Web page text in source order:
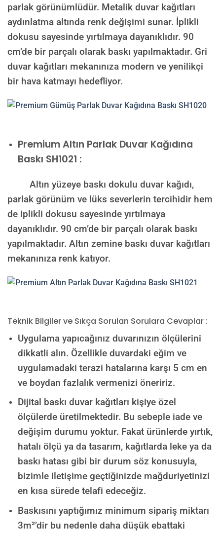
parlak görünümlüdür. Metalik duvar kağıtları
aydınlatma altında renk değişimi sunar. İplikli
dokusu sayesinde yırtılmaya dayanıklıdır. 90
cm’de bir parçalı olarak baskı yapılmaktadır. Gri
duvar kağıtları mekanınıza modern ve yenilikçi
bir hava katmayı hedefliyor.
PremiumAltın Parlak Duvar Kağıdına
Baskı SH1021 :
Altın yüzeye baskı dokulu duvar kağıdı,
parlak görünüm ve lüks severlerin tercihidir hem
de iplikli dokusu sayesinde yırtılmaya
dayanıklıdır. 90 cm’de bir parçalı olarak baskı
yapılmaktadır. Altın zemine baskı duvar kağıtları
mekanınıza renk katıyor.
Teknik Bilgiler ve Sıkça Sorulan Sorulara Cevaplar :
Uygulama yapıcağınız duvarınızın ölçülerini
dikkatli alın. Özellikle duvardaki eğim ve
uygulamadaki terazi hatalarına karşı 5 cm en
ve boydan fazlalık vermenizi öneririz.
Dijital baskı duvar kağıtları kişiye özel
ölçülerde üretilmektedir. Bu sebeple iade ve
değişim durumu yoktur. Fakat ürünlerde yırtık,
hatalı ölçü ya da tasarım, kağıtlarda leke ya da
baskı hatası gibi bir durum söz konusuyla,
bizimle iletişime geçtiğinizde mağduriyetinizi
en kısa sürede telafi edeceğiz.
Baskısını yaptığımız minimum sipariş miktarı
3m²’dir bu nedenle daha düşük ebattaki